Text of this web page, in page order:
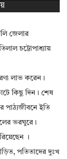
জেলার
চট্টোপাধ্যায়
লাভ করেন।
কিছু দিন। শেষ
পাঠ্যজীবনে ইতি
ভরঘুরে।
।
পতিতাদের দুঃখ